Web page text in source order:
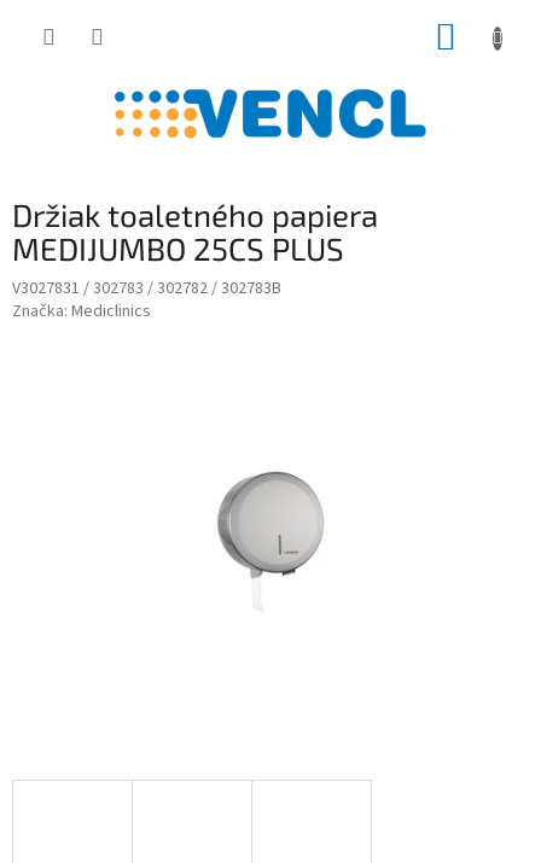
Držiak toaletného papiera
MEDIJUMBO 25CS PLUS
V3027831 / 302783 / 302782 / 302783B
Značka: Mediclinics